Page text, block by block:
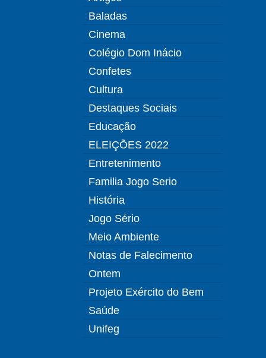
Baladas
Cinema
Colégio Dom Inácio
Confetes
Cultura
Destaques Sociais
Educação
ELEIÇÕES 2022
Entretenimento
Familia Jogo Serio
História
Jogo Sério
Meio Ambiente
Notas de Falecimento
Ontem
Projeto Exército do Bem
Saúde
Unifeg